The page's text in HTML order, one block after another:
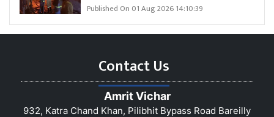
Published On 01 Aug 2026 14:10:39
Contact Us
Amrit Vichar
932, Katra Chand Khan, Pilibhit Bypass Road Bareilly